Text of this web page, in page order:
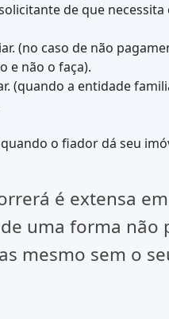
de que
(no caso de não
e não o faça).
(quando a entidade
o fiador dá seu
é extensa em
uma forma não
mesmo sem o